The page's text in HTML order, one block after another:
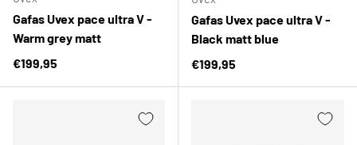
Gafas Uvex pace ultra V -
Warm grey matt
Precio normal
€199,95
Gafas Uvex pace ultra V -
Black matt blue
Precio normal
€199,95